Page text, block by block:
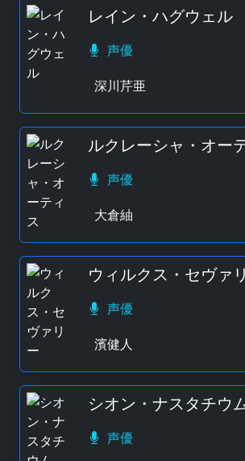
レイン・ハグウェル
声優
深川芹亜
ルクレーシャ・オー
声優
大倉紬
ウィルクス・セヴァ
声優
濱健人
シオン・ナスタチウ
声優